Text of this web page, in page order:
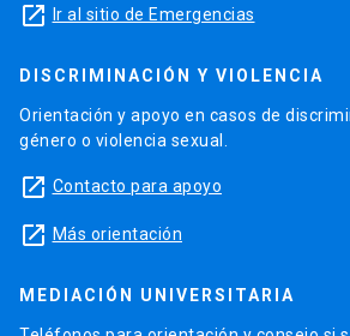
launch Ir al sitio de Emergencias
DISCRIMINACIÓN Y VIOLENCIA
Orientación y apoyo en casos de
género o violencia sexual.
launch Contacto para apoyo
launch Más orientación
MEDIACIÓN UNIVERSITARIA